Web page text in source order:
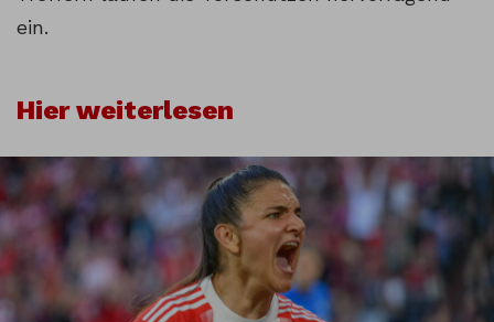
ein.
Hier weiterlesen